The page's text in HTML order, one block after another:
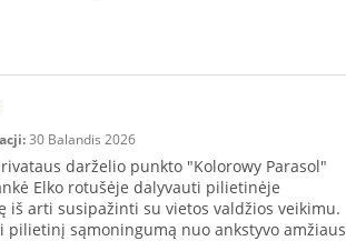
30 Balandis 2026
darželio punkto "Kolorowy Parasol"
Elko rotušėje dalyvauti pilietinėje
iš arti susipažinti su vietos valdžios veikimu.
pilietinį sąmoningumą nuo ankstyvo